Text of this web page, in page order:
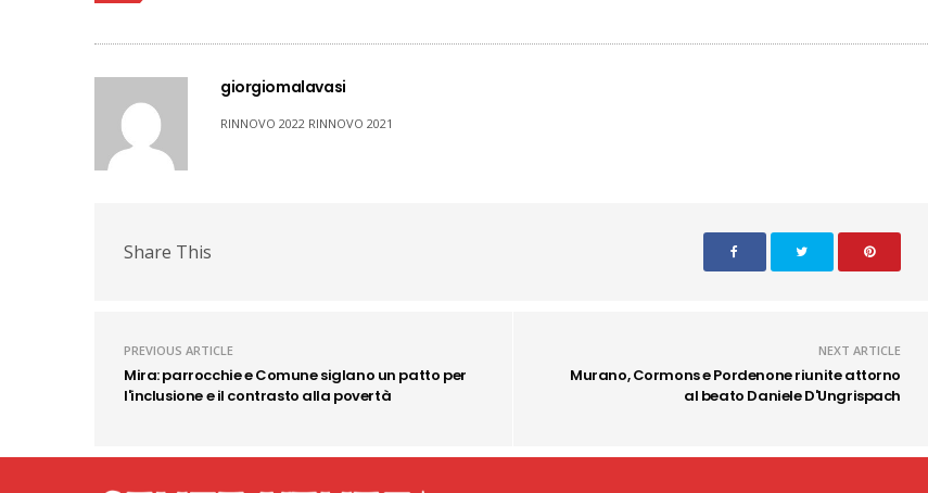
giorgiomalavasi
RINNOVO 2022 RINNOVO 2021
Share This
PREVIOUS ARTICLE
Mira: parrocchie e Comune siglano un patto per
l'inclusione e il contrasto alla povertà
NEXT ARTICLE
Murano, Cormons e Pordenone riunite attorno
al beato Daniele D'Ungrispach